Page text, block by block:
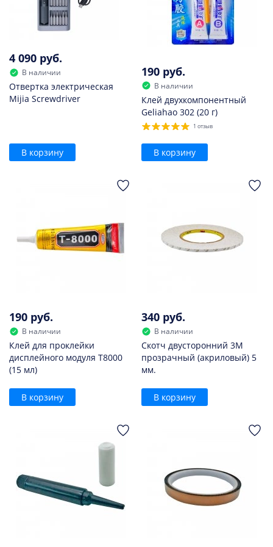
4 090 руб.
В наличии
Отвертка электрическая
Mijia Screwdriver
В корзину
190 руб.
В наличии
Клей двухкомпонентный
Geliahao 302 (20 г)
1 отзыв
В корзину
190 руб.
В наличии
Клей для проклейки
дисплейного модуля T8000
(15 мл)
В корзину
340 руб.
В наличии
Скотч двусторонний 3M
прозрачный (акриловый) 5
мм.
В корзину